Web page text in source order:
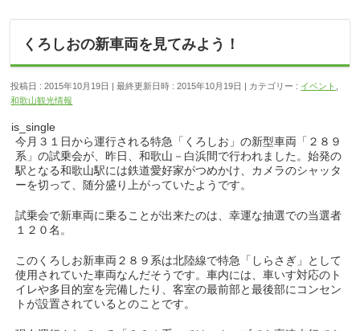
くろしおの新車両を見てみよう！
投稿日 : 2015年10月19日 最終更新日時 : 2015年10月19日 カテゴリー : イベント
和歌山観光情報
is_single
今月３１日から運行される特急「くろしお」の新型車両「２８９
系」の試乗会が、昨日、和歌山－白浜間で行われました。始発の
駅となる和歌山駅には鉄道愛好家がつめかけ、カメラのシャッタ
ーを切って、随分盛り上がっていたようです。
試乗会で新車両に乗ることが出来たのは、幸運な抽選での当選者
１２０名。
このくろしお新車両２８９系は北陸線で特急「しらさぎ」として
使用されていた車両なんだそうです。車内には、車いす対応のト
イレや多目的室を完備したり、客室の最前部と最後部にコンセン
トが設置されているとのことです。